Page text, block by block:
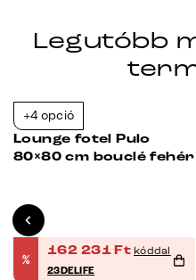
Legutóbb
+4 opció
Lounge fotel Pulo
80×80 cm bouclé fehér
%
162 231Ft kóddal
23DELIFE